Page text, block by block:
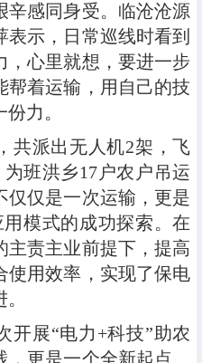
辛感同身受。临沧沧源
示，日常巡线时看到
，心里就想，要进一步
帮着运输，用自己的技
力。
派出无人机2架，飞
班洪乡17户农户吊运
仅仅是一次运输，更是
模式的成功探索。在
主责主业前提下，提高
使用效率，实现了保电
展“电力+科技”助农
更是一个全新起点。